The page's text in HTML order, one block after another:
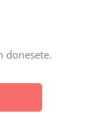
donesete.